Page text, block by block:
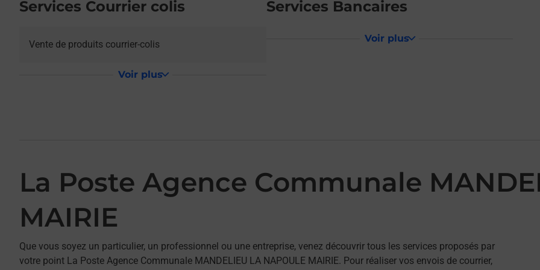
Services Courrier colis
Vente de produits courrier-colis
Voir plus
Services Bancaires
Voir plus
La Poste Agence Communale
MAIRIE
Que vous soyez un particulier, un professionnel ou une entreprise, venez découvrir tous les services proposés par
votre point La Poste Agence Communale MANDELIEU LA NAPOULE MAIRIE. Pour réaliser vos envois de courrier,